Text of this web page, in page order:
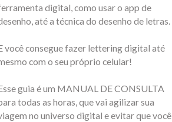
digital, como usar o app de
até a técnica do desenho de letras.
você consegue fazer lettering digital até
com o seu próprio celular!
guia é um MANUAL DE CONSULTA
todas as horas, que vai agilizar sua
no universo digital e evitar que você